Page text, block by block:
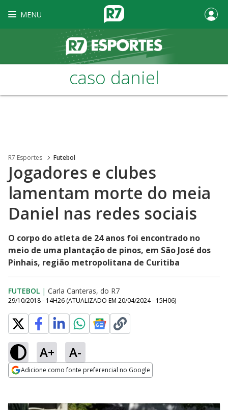
MENU
caso daniel
R7 Esportes Futebol
Jogadores e clubes
lamentam morte do meia
Daniel nas redes sociais
O corpo do atleta de 24 anos foi encontrado no
meio de uma plantação de pinos, em São José dos
Pinhais, região metropolitana de Curitiba
FUTEBOL | Carla Canteras, do R7
29/10/2018 - 14H26 (ATUALIZADO EM 20/04/2024 - 15H06)
A+ A-
Adicione como fonte preferencial no Google